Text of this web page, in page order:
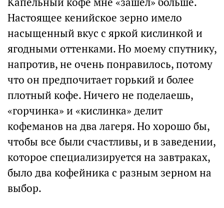
Настоящее кенийское зерно имело
насыщенный вкус с яркой кислинкой и
ягодными оттенками. Но моему спутнику,
напротив, не очень понравилось, потому
что он предпочитает горький и более
плотный кофе. Ничего не поделаешь,
«горчинка» и «кислинка» делит
кофеманов на два лагеря. Но хорошо бы,
чтобы все были счастливы, и в заведении,
которое специализируется на завтраках,
было два кофейника с разным зерном на
выбор.